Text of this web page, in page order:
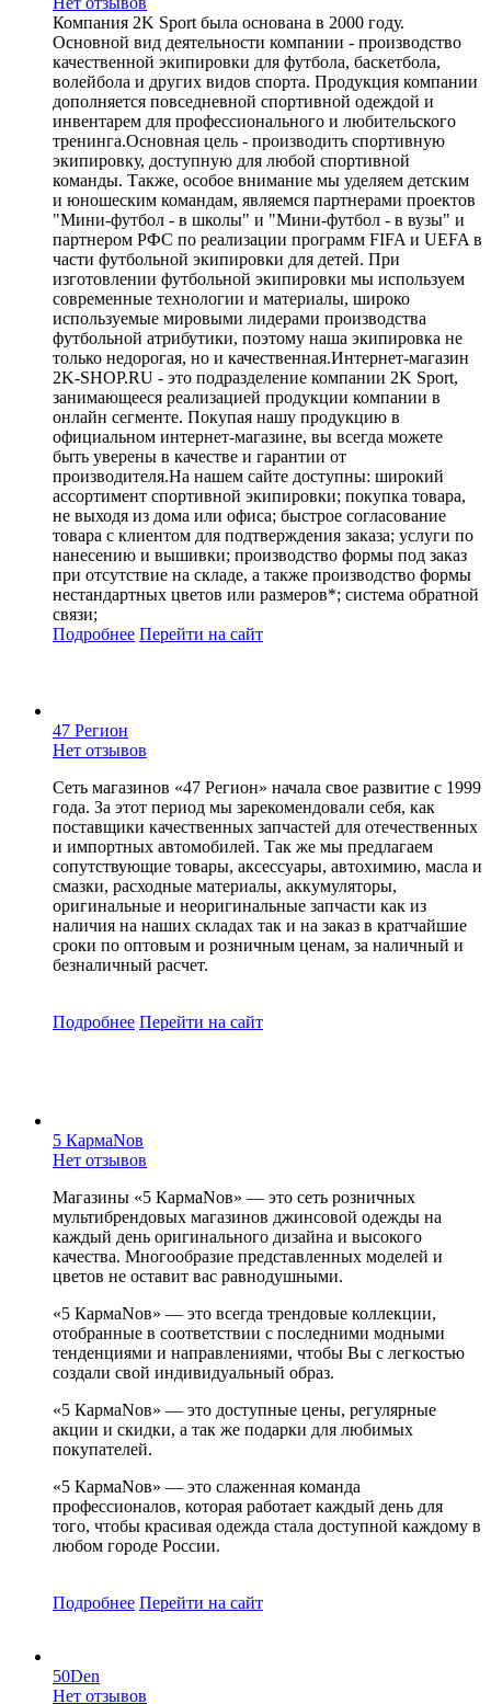
Компания 2K Sport была основана в 2000 году.
Основной вид деятельности компании - производство
качественной экипировки для футбола, баскетбола,
волейбола и других видов спорта. Продукция компании
дополняется повседневной спортивной одеждой и
инвентарем для профессионального и любительского
тренинга.Основная цель - производить спортивную
экипировку, доступную для любой спортивной
команды. Также, особое внимание мы уделяем детским
и юношеским командам, являемся партнерами проектов
"Мини-футбол - в школы" и "Мини-футбол - в вузы" и
партнером РФС по реализации программ FIFA и UEFA в
части футбольной экипировки для детей. При
изготовлении футбольной экипировки мы используем
современные технологии и материалы, широко
используемые мировыми лидерами производства
футбольной атрибутики, поэтому наша экипировка не
только недорогая, но и качественная.Интернет-магазин
2K-SHOP.RU - это подразделение компании 2K Sport,
занимающееся реализацией продукции компании в
онлайн сегменте. Покупая нашу продукцию в
официальном интернет-магазине, вы всегда можете
быть уверены в качестве и гарантии от
производителя.На нашем сайте доступны: широкий
ассортимент спортивной экипировки; покупка товара,
не выходя из дома или офиса; быстрое согласование
товара с клиентом для подтверждения заказа; услуги по
нанесению и вышивки; производство формы под заказ
при отсутствие на складе, а также производство формы
нестандартных цветов или размеров*; система обратной
связи;
Подробнее Перейти на сайт
47 Регион
Нет отзывов
Сеть магазинов «47 Регион» начала свое развитие с 1999
года. За этот период мы зарекомендовали себя, как
поставщики качественных запчастей для отечественных
и импортных автомобилей. Так же мы предлагаем
сопутствующие товары, аксессуары, автохимию, масла и
смазки, расходные материалы, аккумуляторы,
оригинальные и неоригинальные запчасти как из
наличия на наших складах так и на заказ в кратчайшие
сроки по оптовым и розничным ценам, за наличный и
безналичный расчет.
Подробнее Перейти на сайт
5 КармаNов
Нет отзывов
Магазины «5 КармаNов» — это сеть розничных
мультибрендовых магазинов джинсовой одежды на
каждый день оригинального дизайна и высокого
качества. Многообразие представленных моделей и
цветов не оставит вас равнодушными.
«5 КармаNов» — это всегда трендовые коллекции,
отобранные в соответствии с последними модными
тенденциями и направлениями, чтобы Вы с легкостью
создали свой индивидуальный образ.
«5 КармаNов» — это доступные цены, регулярные
акции и скидки, а так же подарки для любимых
покупателей.
«5 КармаNов» — это слаженная команда
профессионалов, которая работает каждый день для
того, чтобы красивая одежда стала доступной каждому в
любом городе России.
Подробнее Перейти на сайт
50Den
Нет отзывов